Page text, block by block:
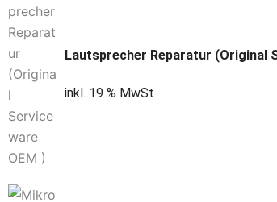
Lautsprecher Reparatur (Original
inkl. 19 % MwSt